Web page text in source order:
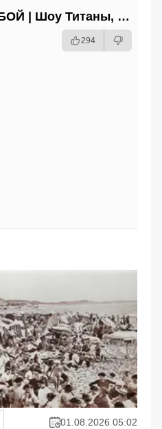
СКУЛБОЙ | Шоу Титаны, Усейн Болт, Ларрат, Зашквар!
294
01.08.2026 05:02